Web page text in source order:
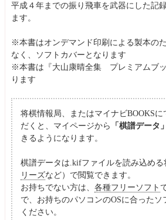
平成４年までの振り飛車を武器にした記
ます。
※本書はオンデマンド印刷による製本の
なく、ソフトカバーとなります
※本書は『大山康晴全集 プレミアムブ
ります
将棋情報局、またはマイナビBOOKSに
だくと、マイページから
「棋譜データ
きるようになります。
棋譜データは.kifファイルを読み込める
リーズなど）で閲覧できます。
お持ちでない方は、各種フリーソフト
で、お持ちのパソコンのOSに合ったソ
ください。